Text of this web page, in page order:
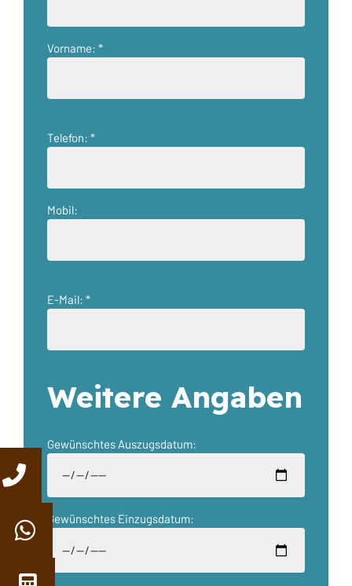
Vorname: *
Telefon: *
Mobil:
E-Mail: *
Weitere Angaben
Gewünschtes Auszugsdatum:
Gewünschtes Einzugsdatum: